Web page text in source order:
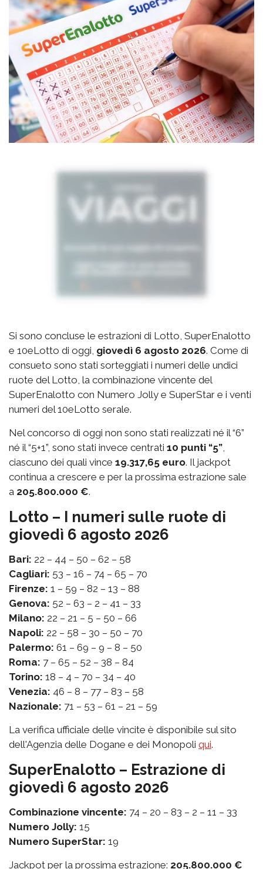
Si sono concluse le estrazioni di Lotto, SuperEnalotto
e 10eLotto di oggi, giovedì 6 agosto 2026. Come di
consueto sono stati sorteggiati i numeri delle undici
ruote del Lotto, la combinazione vincente del
SuperEnalotto con Numero Jolly e SuperStar e i venti
numeri del 10eLotto serale.
Nel concorso di oggi non sono stati realizzati né il “6”
né il “5+1”, sono stati invece centrati 10 punti “5”,
ciascuno dei quali vince 19.317,65 euro. Il jackpot
continua a crescere e per la prossima estrazione sale
a 205.800.000 €.
Lotto – I numeri sulle ruote di
giovedì 6 agosto 2026
Bari: 22 – 44 – 50 – 62 – 58
Cagliari: 53 – 16 – 74 – 65 – 70
Firenze: 1 – 59 – 82 – 13 – 88
Genova: 52 – 63 – 2 – 41 – 33
Milano: 22 – 21 – 5 – 50 – 66
Napoli: 22 – 58 – 30 – 50 – 70
Palermo: 61 – 69 – 9 – 8 – 50
Roma: 7 – 65 – 52 – 38 – 84
Torino: 18 – 4 – 70 – 34 – 40
Venezia: 46 – 8 – 77 – 83 – 58
Nazionale: 71 – 53 – 61 – 21 – 59
La verifica ufficiale delle vincite è disponibile sul sito
dell'Agenzia delle Dogane e dei Monopoli qui.
SuperEnalotto – Estrazione di
giovedì 6 agosto 2026
Combinazione vincente: 74 – 20 – 83 – 2 – 11 – 33
Numero Jolly: 15
Numero SuperStar: 19
Jackpot per la prossima estrazione: 205.800.000 €